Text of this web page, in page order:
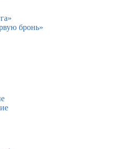
бронь»